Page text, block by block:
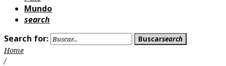
Mundo
search
Search for:
Buscarsearch
Home
/